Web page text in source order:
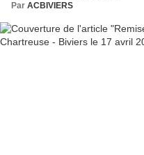
Par ACBIVIERS